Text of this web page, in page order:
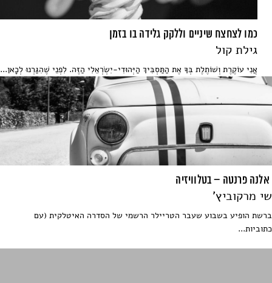
כמו לצחצח שיניים וללקק גלידה בו בזמן
גילת קול
אֲנִי עוֹקֶרֶת וְשׁוֹתֶלֶת בְּךָ אֶת הַתַּסְבִּיךְ הַיְּהוּדִי-יִשְׂרְאֵלִי הַזֶּה. לִפְנֵי שֶׁהִגַּרְנוּ לְכָאן...
אלנה פרנטה – בטלוויזיה
שי מרקוביץ'
ברשת הופיע בשבוע שעבר הטריילר הרשמי של הסדרה האיטלקית (עם
כתוביות...